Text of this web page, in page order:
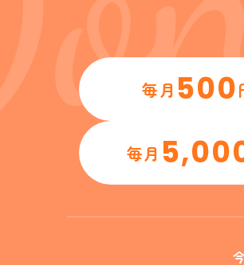
毎月 500
毎月